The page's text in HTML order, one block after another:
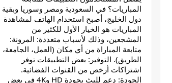
المباريات؟ في السعودية ومصر وسوريا وبقية
دول الخليج، أصبح استخدام الهاتف لمشاهدة
المباريات هو الخيار الأول للكثير من
المشجعين، وذلك لأسباب متعددة: المرونة:
متابعة المباراة من أي مكان (العمل، الجامعة،
الطريق). التوفير: بعض التطبيقات توفر
اشتراكات أرخص من القنوات الفضائية.
الجودة: دعم للبث بجودة HD و4K في بعض